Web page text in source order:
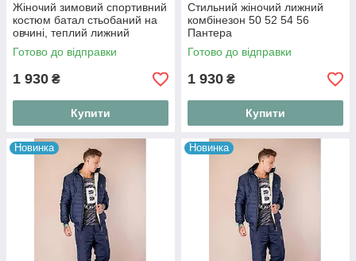
Жіночий зимовий спортивний
костюм батал стьобаний на
овчині, теплий лижний
костюм-двійка куртка з
капюшоном та штани на
синтепоні
Готово до відправки
1 930 ₴
Купити
Стильний жіночий лижний
комбінезон 50 52 54 56
Пантера
Готово до відправки
1 930 ₴
Купити
Новинка Новинка